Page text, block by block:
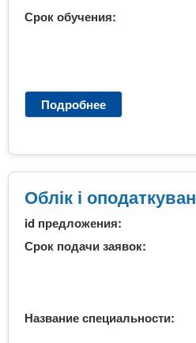
л
н
,
о
н
о
в
в
я
Срок обучения:
Подробнее
О
л
і
к
і
о
п
т
к
Облік і
id предложения:
Срок подачи заявок:
Название специальности: